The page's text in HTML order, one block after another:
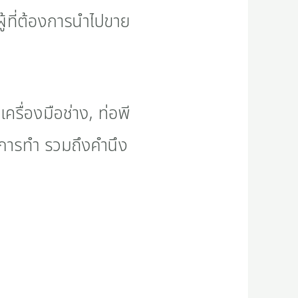
ต้องการนำไปขาย
ครื่องมือช่าง, ท่อพี
รทำ รวมถึงคำนึง